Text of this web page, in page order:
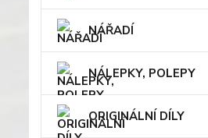
NÁŘADÍ
NÁLEPKY, POLEPY
ORIGINÁLNÍ DÍLY